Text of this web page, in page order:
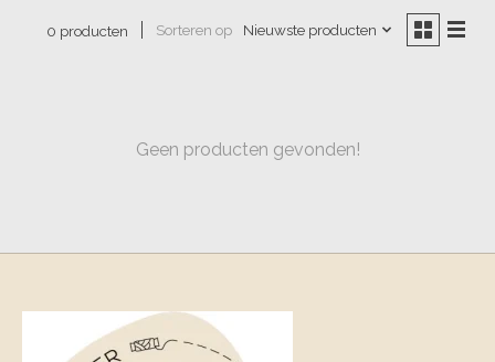
0 producten Sorteren op Nieuwste producten
Geen producten gevonden!